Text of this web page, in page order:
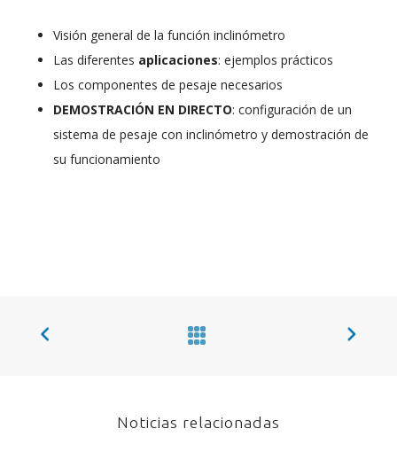
Visión general de la función inclinómetro
Las diferentes aplicaciones: ejemplos prácticos
Los componentes de pesaje necesarios
DEMOSTRACIÓN EN DIRECTO: configuración de un
sistema de pesaje con inclinómetro y demostración de
su funcionamiento
Noticias relacionadas